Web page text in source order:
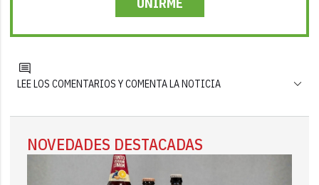
LEE LOS COMENTARIOS Y COMENTA LA NOTICIA
NOVEDADES DESTACADAS